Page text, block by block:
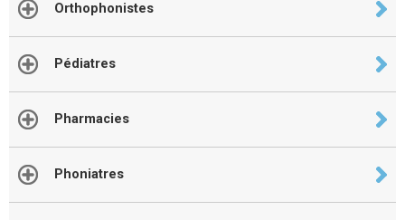
Orthophonistes
Pédiatres
Pharmacies
Phoniatres